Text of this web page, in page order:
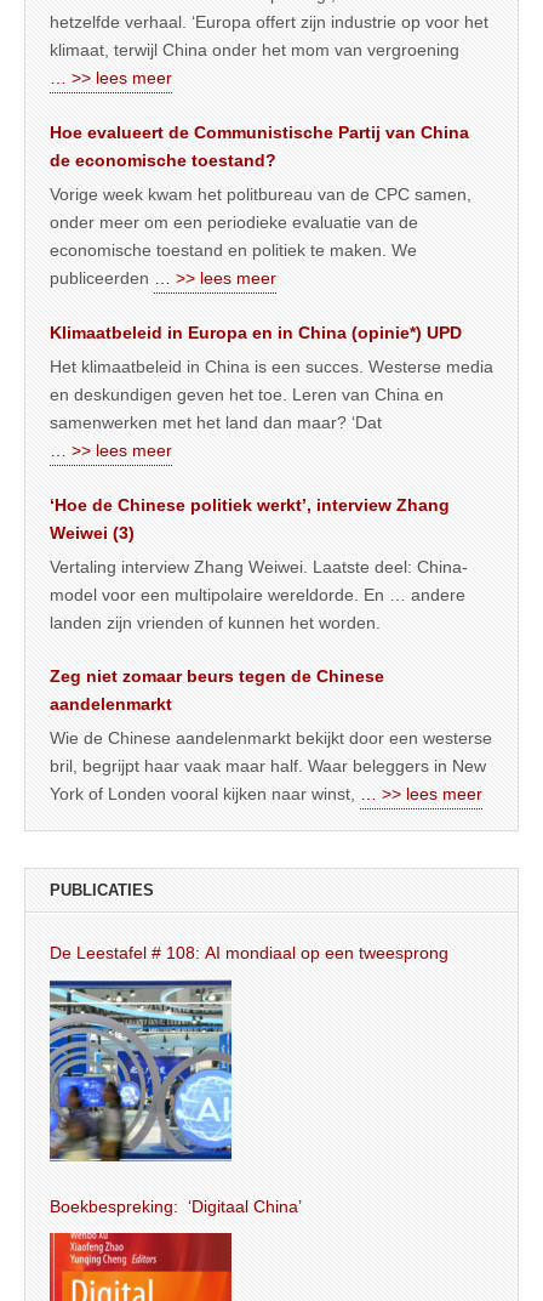
hetzelfde verhaal. ‘Europa offert zijn industrie op voor het
klimaat, terwijl China onder het mom van vergroening
… >> lees meer
Hoe evalueert de Communistische Partij van China
de economische toestand?
Vorige week kwam het politbureau van de CPC samen,
onder meer om een periodieke evaluatie van de
economische toestand en politiek te maken. We
publiceerden … >> lees meer
Klimaatbeleid in Europa en in China (opinie*) UPD
Het klimaatbeleid in China is een succes. Westerse media
en deskundigen geven het toe. Leren van China en
samenwerken met het land dan maar? ‘Dat
… >> lees meer
‘Hoe de Chinese politiek werkt’, interview Zhang
Weiwei (3)
Vertaling interview Zhang Weiwei. Laatste deel: China-
model voor een multipolaire wereldorde. En … andere
landen zijn vrienden of kunnen het worden.
Zeg niet zomaar beurs tegen de Chinese
aandelenmarkt
Wie de Chinese aandelenmarkt bekijkt door een westerse
bril, begrijpt haar vaak maar half. Waar beleggers in New
York of Londen vooral kijken naar winst, … >> lees meer
PUBLICATIES
De Leestafel # 108: AI mondiaal op een tweesprong
Boekbespreking: ‘Digitaal China’